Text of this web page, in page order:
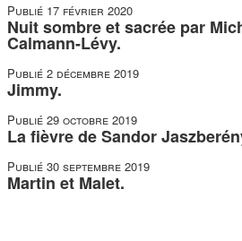
Publié 17 février 2020
Nuit sombre et sacrée par
Calmann-Lévy.
Publié 2 décembre 2019
Jimmy.
Publié 29 octobre 2019
La fièvre de Sandor
Publié 30 septembre 2019
Martin et Malet.